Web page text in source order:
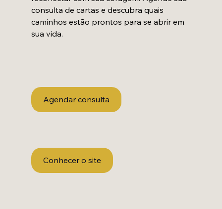
consulta de cartas e descubra quais
caminhos estão prontos para se abrir em
sua vida.
Agendar consulta
Conhecer o site